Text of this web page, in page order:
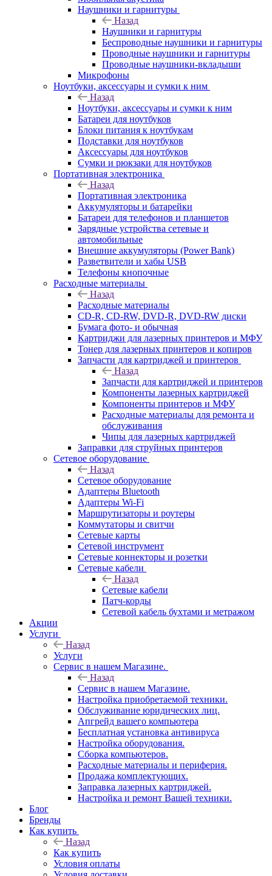
Наушники и гарнитуры
Назад
Наушники и гарнитуры
Беспроводные наушники и гарнитуры
Проводные наушники и гарнитуры
Проводные наушники-вкладыши
Микрофоны
Ноутбуки, аксессуары и сумки к ним
Назад
Ноутбуки, аксессуары и сумки к ним
Батареи для ноутбуков
Блоки питания к ноутбукам
Подставки для ноутбуков
Аксессуары для ноутбуков
Сумки и рюкзаки для ноутбуков
Портативная электроника
Назад
Портативная электроника
Аккумуляторы и батарейки
Батареи для телефонов и планшетов
Зарядные устройства сетевые и
автомобильные
Внешние аккумуляторы (Power Bank)
Разветвители и хабы USB
Телефоны кнопочные
Расходные материалы
Назад
Расходные материалы
CD-R, CD-RW, DVD-R, DVD-RW диски
Бумага фото- и обычная
Картриджи для лазерных принтеров и МФУ
Тонер для лазерных принтеров и копиров
Запчасти для картриджей и принтеров
Назад
Запчасти для картриджей и принтеров
Компоненты лазерных картриджей
Компоненты принтеров и МФУ
Расходные материалы для ремонта и
обслуживания
Чипы для лазерных картриджей
Заправки для струйных принтеров
Сетевое оборудование
Назад
Сетевое оборудование
Адаптеры Bluetooth
Адаптеры Wi-Fi
Маршрутизаторы и роутеры
Коммутаторы и свитчи
Сетевые карты
Сетевой инструмент
Сетевые коннекторы и розетки
Сетевые кабели
Назад
Сетевые кабели
Патч-корды
Сетевой кабель бухтами и метражом
Акции
Услуги
Назад
Услуги
Сервис в нашем Магазине.
Назад
Сервис в нашем Магазине.
Настройка приобретаемой техники.
Обслуживание юридических лиц.
Апгрейд вашего компьютера
Бесплатная установка антивируса
Настройка оборудования.
Сборка компьютеров.
Расходные материалы и периферия.
Продажа комплектующих.
Заправка лазерных картриджей.
Настройка и ремонт Вашей техники.
Блог
Бренды
Как купить
Назад
Как купить
Условия оплаты